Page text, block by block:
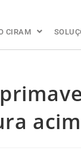
CIRAM